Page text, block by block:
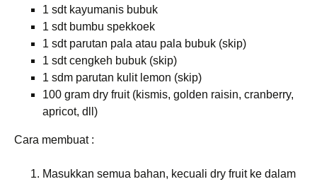
1 sdt kayumanis bubuk
1 sdt bumbu spekkoek
1 sdt parutan pala atau pala bubuk (skip)
1 sdt cengkeh bubuk (skip)
1 sdm parutan kulit lemon (skip)
100 gram dry fruit (kismis, golden raisin, cranberry,
apricot, dll)
Cara membuat :
Masukkan semua bahan, kecuali dry fruit ke dalam